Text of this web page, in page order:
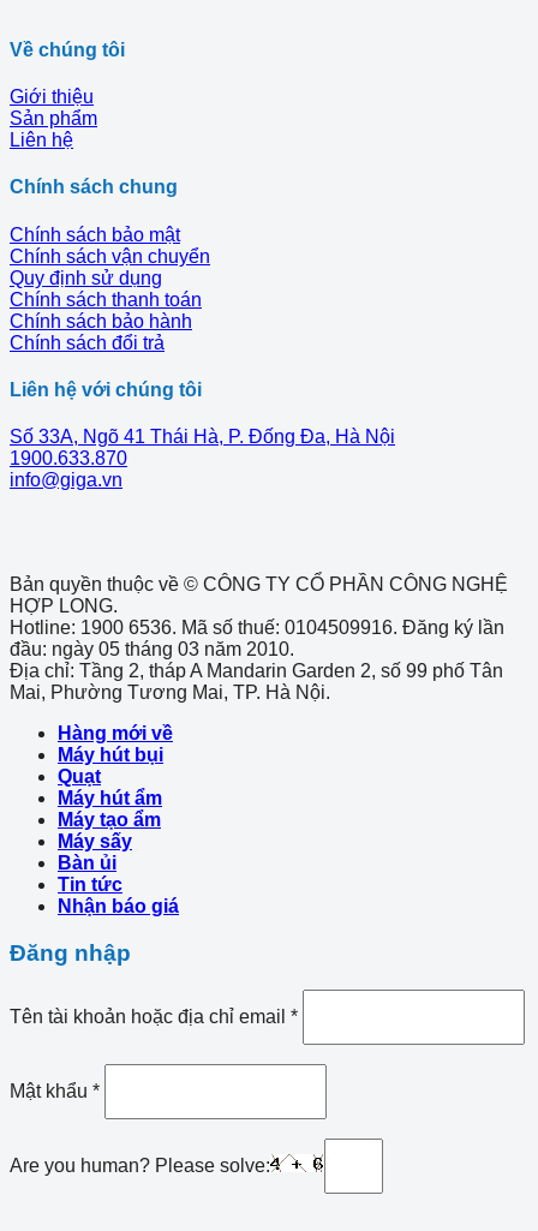
Về chúng tôi
Giới thiệu
Sản phẩm
Liên hệ
Chính sách chung
Chính sách bảo mật
Chính sách vận chuyển
Quy định sử dụng
Chính sách thanh toán
Chính sách bảo hành
Chính sách đổi trả
Liên hệ với chúng tôi
Số 33A, Ngõ 41 Thái Hà, P. Đống Đa, Hà Nội
1900.633.870
info@giga.vn
Bản quyền thuộc về © CÔNG TY CỔ PHẦN CÔNG NGHỆ
HỢP LONG.
Hotline: 1900 6536. Mã số thuế: 0104509916. Đăng ký lần
đầu: ngày 05 tháng 03 năm 2010.
Địa chỉ: Tầng 2, tháp A Mandarin Garden 2, số 99 phố Tân
Mai, Phường Tương Mai, TP. Hà Nội.
Hàng mới về
Máy hút bụi
Quạt
Máy hút ẩm
Máy tạo ẩm
Máy sấy
Bàn ủi
Tin tức
Nhận báo giá
Đăng nhập
Tên tài khoản hoặc địa chỉ email *
Mật khẩu *
Are you human? Please solve: